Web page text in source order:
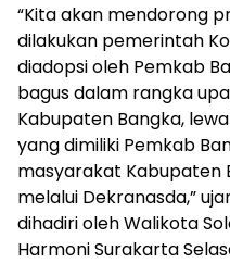
“Kita akan mendorong
dilakukan pemerintah
diadopsi oleh Pemkab
bagus dalam rangka
Kabupaten Bangka,
yang dimiliki Pemkab
masyarakat Kabupaten
melalui Dekranasda,”
dihadiri oleh Walikota
Harmoni Surakarta